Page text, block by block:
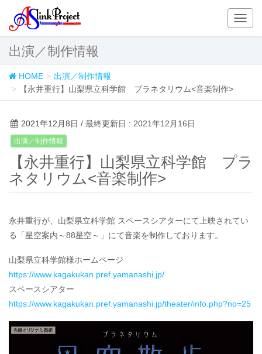
T
a
出演／制作情報
HOME
出演／制作情報
【永井重行】山梨県立科学館 プラネタリウム<音楽制作>
2021年12月8日 / 最終更新日 : 2021年12月16日
出演／制作情報
【永井重行】山梨県立科学館 プラ
ネタリウム<音楽制作>
永井重行が、山梨県立科学館 スペースシアターにて上映されてい
る「星空案内～88星空～」にて音楽を制作しております。
山梨県立科学館様ホームページ
https://www.kagakukan.pref.yamanashi.jp/
スペースシアター
https://www.kagakukan.pref.yamanashi.jp/theater/info.php?no=25